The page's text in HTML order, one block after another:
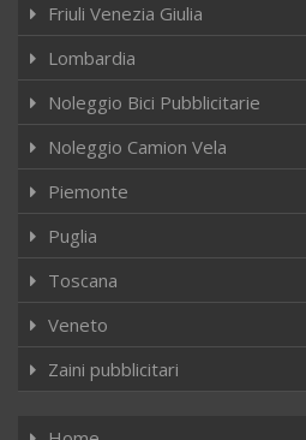
Friuli Venezia Giulia
Lombardia
Noleggio Bici Pubblicitarie
Noleggio Camion Vela
Piemonte
Puglia
Toscana
Veneto
Zaini pubblicitari